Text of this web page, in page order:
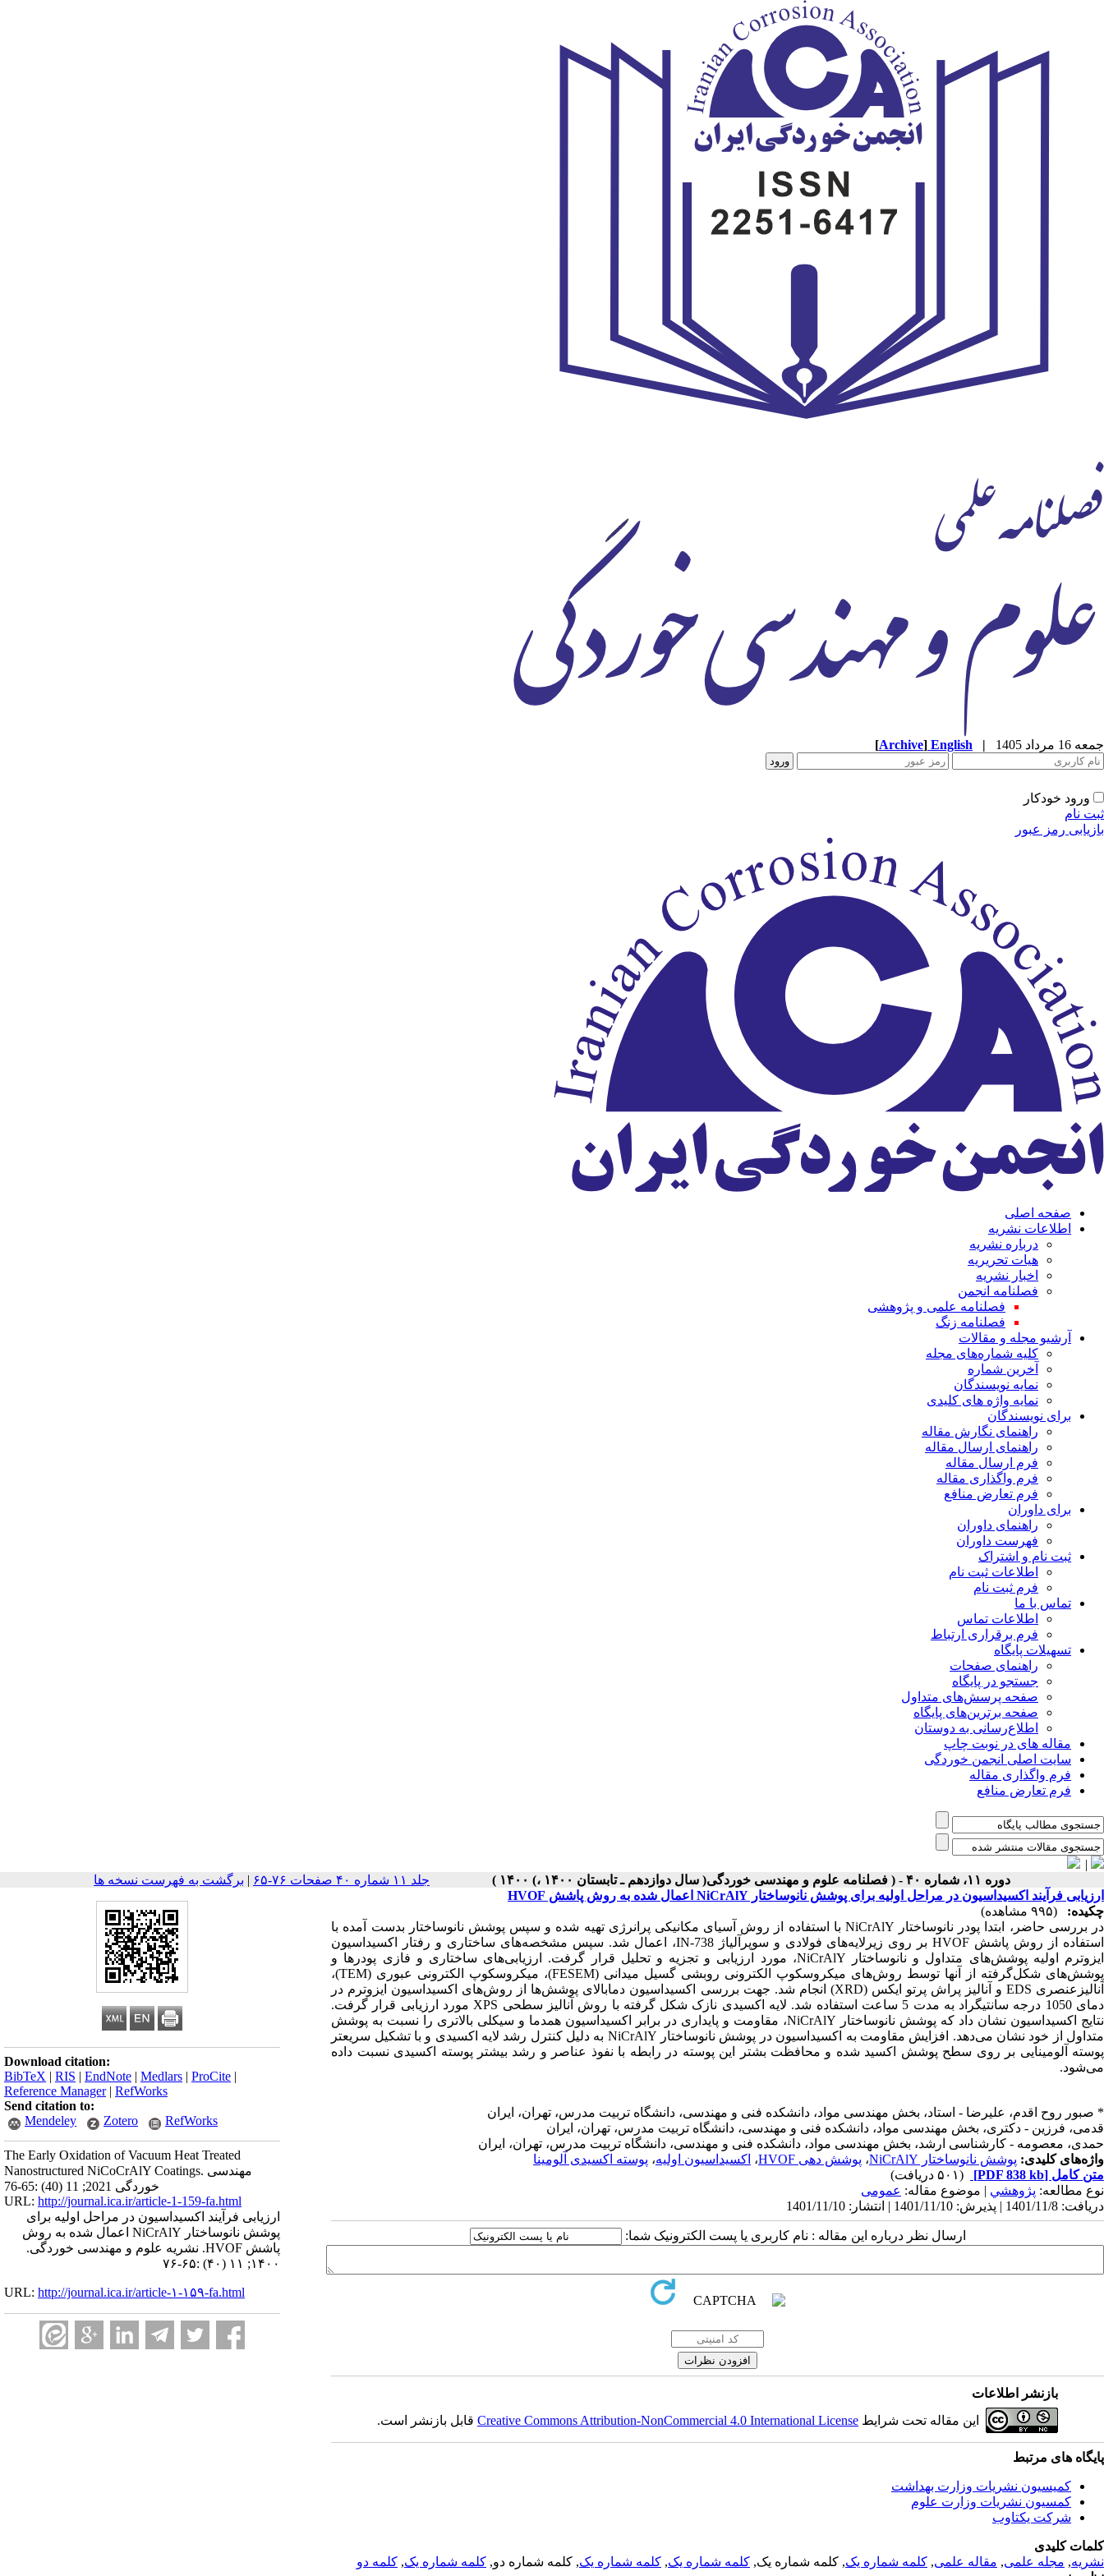
جمعه 16 مرداد 1405 |
English
[Archive]
ورود خودکار
ثبت نام
بازیابی رمز عبور
صفحه اصلی
اطلاعات نشریه
درباره نشریه
هیات تحریریه
اخبار نشریه
فصلنامه انجمن
فصلنامه علمی و پژوهشی
فصلنامه زنگ
آرشیو مجله و مقالات
کلیه شماره‌های مجله
آخرین شماره
نمایه نویسندگان
نمایه واژه های کلیدی
برای نویسندگان
راهنمای نگارش مقاله
راهنمای ارسال مقاله
فرم ارسال مقاله
فرم واگذاری مقاله
فرم تعارض منافع
برای داوران
راهنمای داوران
فهرست داوران
ثبت نام و اشتراک
اطلاعات ثبت نام
فرم ثبت نام
تماس با ما
اطلاعات تماس
فرم برقراری ارتباط
تسهیلات پایگاه
راهنمای صفحات
جستجو در پایگاه
صفحه پرسش‌های متداول
صفحه برترین‌های پایگاه
اطلاع‌رسانی به دوستان
مقاله های در نوبت چاپ
سایت اصلی انجمن خوردگی
فرم واگذاری مقاله
فرم تعارض منافع
|
دوره ۱۱، شماره ۴۰ - ( فصلنامه علوم و مهندسی خوردگی( سال دوازدهم ـ تابستان ۱۴۰۰ ،) ۱۴۰۰ )
جلد ۱۱ شماره ۴۰ صفحات ۷۶-۶۵ | برگشت به فهرست نسخه ها
Download citation:
BibTeX | RIS | EndNote | Medlars | ProCite |
Reference Manager| RefWorks
Send citation to:
Mendeley
Zotero RefWorks
The Early Oxidation of Vacuum Heat Treated
Nanostructured NiCoCrAlY Coatings. مهندسی
خوردگی 2021; 11 (40) :65-76
URL: http://journal.ica.ir/article-1-159-fa.html
ارزیابی فرآیند اکسیداسیون در مراحل اولیه برای
پوشش نانوساختار NiCrAlY اعمال شده به روش
پاشش HVOF. نشریه علوم و مهندسی خوردگی.
۱۴۰۰; ۱۱ (۴۰) :۶۵-۷۶
URL: http://journal.ica.ir/article-۱-۱۵۹-fa.html
ارزیابی فرآیند اکسیداسیون در مراحل اولیه برای پوشش نانوساختار NiCrAlY اعمال شده به روش پاشش HVOF
چکیده:
(۹۹۵ مشاهده)
در بررسی حاضر، ابتدا پودر نانوساختار NiCrAlY با استفاده از روش آسیای مکانیکی پرانرژی تهیه شده و سپس پوشش نانوساختار بدست آمده با
استفاده از روش پاشش HVOF بر روی زیرلایه‌های فولادی و سوپرآلیاژ IN-738، اعمال شد. سپس مشخصه‌های ساختاری و رفتار اکسیداسیون
ایزوترم اولیه پوشش‌های متداول و نانوساختار NiCrAlY، مورد ارزیابی و تجزیه و تحلیل قرار گرفت. ارزیابی‌های ساختاری و فازی پودرها و
پوشش‌های شکل‌گرفته از آنها توسط روش‌های میکروسکوپ الکترونی روبشی گسیل میدانی (FESEM)، میکروسکوپ الکترونی عبوری (TEM)،
آنالیزعنصری EDS و آنالیز پراش پرتو ‌ایکس (XRD) انجام شد. جهت بررسی اکسیداسیون دمابالای پوشش‌ها از روش‌های اکسیداسیون ایزوترم در
دمای 1050 درجه سانتیگراد به مدت 5 ساعت استفاده شد. لایه اکسیدی نازک شکل گرفته با روش آنالیز سطحی XPS مورد ارزیابی قرار گرفت.
نتایج اکسیداسیون نشان داد که پوشش نانوساختار NiCrAlY، مقاومت و پایداری در برابر اکسیداسیون همدما و سیکلی بالاتری را نسبت به پوشش
متداول از خود نشان می‌دهد. افزایش مقاومت به اکسیداسیون در پوشش نانوساختار NiCrAlY به دلیل کنترل رشد لایه اکسیدی و با تشکیل سریعتر
پوسته آلومینایی بر روی سطح پوشش اکسید شده و محافظت بشتر این پوسته در رابطه با نفوذ عناصر و رشد بیشتر پوسته اکسیدی نسبت داده
می‌شود.
* صبور روح اقدم، علیرضا - استاد، بخش مهندسی مواد، دانشکده فنی و مهندسی، دانشگاه تربیت مدرس، تهران، ایران
قدمی، فرزین - دکتری، بخش مهندسی مواد، دانشکده فنی و مهندسی، دانشگاه تربیت مدرس، تهران، ایران
حمدی، معصومه - کارشناسی ارشد، بخش مهندسی مواد، دانشکده فنی و مهندسی، دانشگاه تربیت مدرس، تهران، ایران
واژه‌های کلیدی: پوشش‌ نانوساختار NiCrAlY ، پوشش دهی HVOF ، اکسیداسیون اولیه، پوسته اکسیدی آلومینا
متن کامل [PDF 838 kb]
(۵۰۱ دریافت)
نوع مطالعه: پژوهشي | موضوع مقاله: عمومى
دریافت: 1401/11/8 | پذیرش: 1401/11/10 | انتشار: 1401/11/10
ارسال نظر درباره این مقاله : نام کاربری یا پست الکترونیک شما:
بازنشر اطلاعات
این مقاله تحت شرایط Creative Commons Attribution-NonCommercial 4.0 International Licenseقابل بازنشر است.
پایگاه های مرتبط
کمیسیون نشریات وزارت بهداشت
کمسیون نشریات وزارت علوم
شرکت یکتاوب
کلمات کلیدی
نشریه, مجله علمی, مقاله علمی, کلمه شماره یک, کلمه شماره یک, کلمه شماره یک, کلمه شماره یک, کلمه شماره دو, کلمه شماره یک, کلمه دو